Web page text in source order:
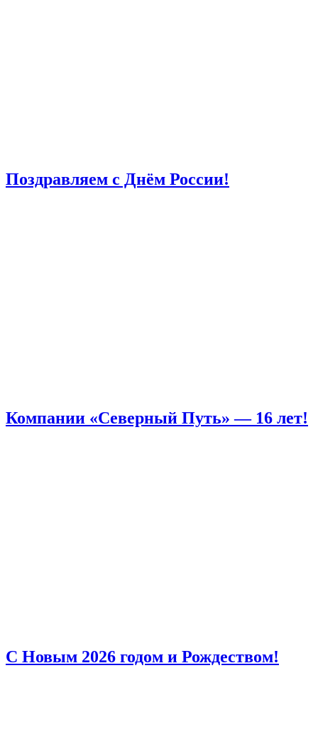
Поздравляем с Днём России!
Компании «Северный Путь» — 16 лет!
С Новым 2026 годом и Рождеством!